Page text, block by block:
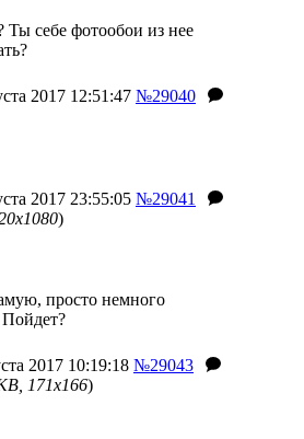
Ты себе фотообои из нее
2017 12:51:47 №29040
2017 23:55:05 №29041
)
просто немного
2017 10:19:18 №29043
171x166)